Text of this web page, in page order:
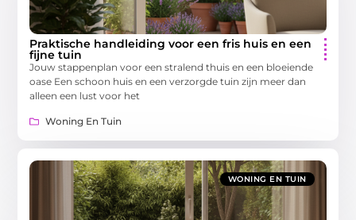
Praktische handleiding voor een fris huis en een
fijne tuin
Jouw stappenplan voor een stralend thuis en een bloeiende
oase Een schoon huis en een verzorgde tuin zijn meer dan
alleen een lust voor het
Woning En Tuin
WONING EN TUIN